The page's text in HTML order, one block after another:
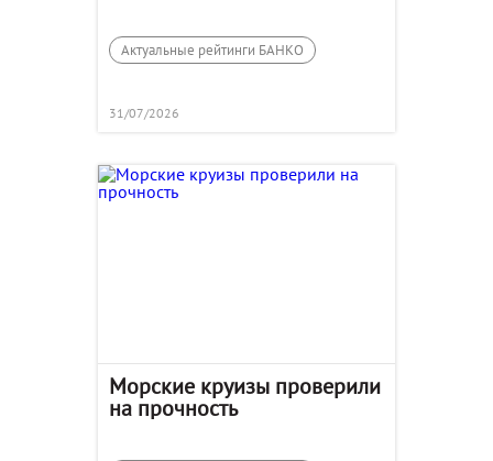
Актуальные рейтинги БАНКО
31/07/2026
Морские круизы проверили
на прочность